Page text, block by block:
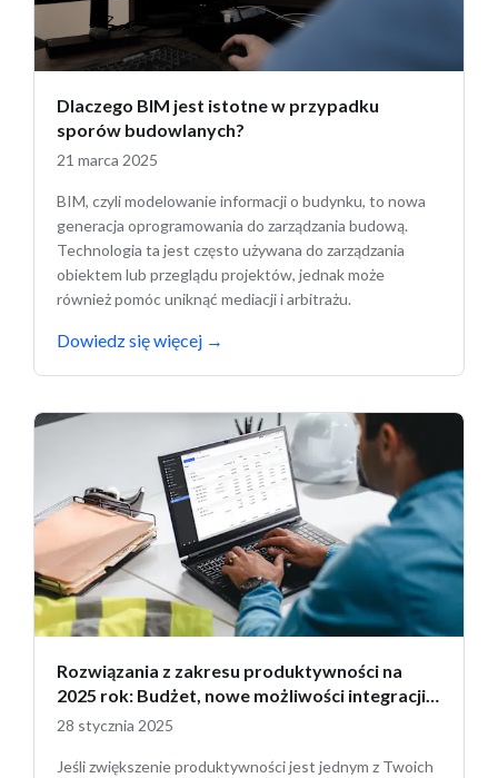
Dlaczego BIM jest istotne w przypadku
sporów budowlanych?
21 marca 2025
BIM, czyli modelowanie informacji o budynku, to nowa
generacja oprogramowania do zarządzania budową.
Technologia ta jest często używana do zarządzania
obiektem lub przeglądu projektów, jednak może
również pomóc uniknąć mediacji i arbitrażu.
Dowiedz się więcej →
Rozwiązania z zakresu produktywności na
2025 rok: Budżet, nowe możliwości integracji i
nie tylko
28 stycznia 2025
Jeśli zwiększenie produktywności jest jednym z Twoich